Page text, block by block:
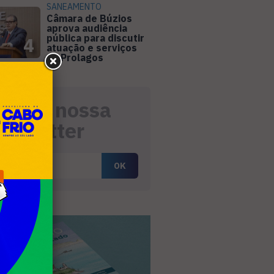
4
SANEAMENTO
Câmara de Búzios
aprova audiência
pública para discutir
atuação e serviços
da Prolagos
nossa